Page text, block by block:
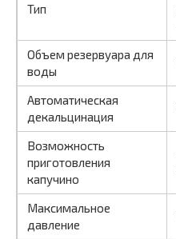
Тип
Объем резервуара для
воды
Автоматическая
декальцинация
Возможность
приготовления
капучино
Максимальное
давление